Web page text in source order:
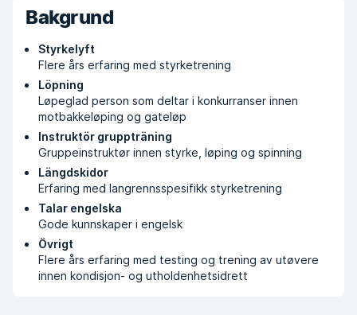
Bakgrund
Styrkelyft
Flere års erfaring med styrketrening
Löpning
Løpeglad person som deltar i konkurranser innen
motbakkeløping og gateløp
Instruktör gruppträning
Gruppeinstruktør innen styrke, løping og spinning
Längdskidor
Erfaring med langrennsspesifikk styrketrening
Talar engelska
Gode kunnskaper i engelsk
Övrigt
Flere års erfaring med testing og trening av utøvere
innen kondisjon- og utholdenhetsidrett